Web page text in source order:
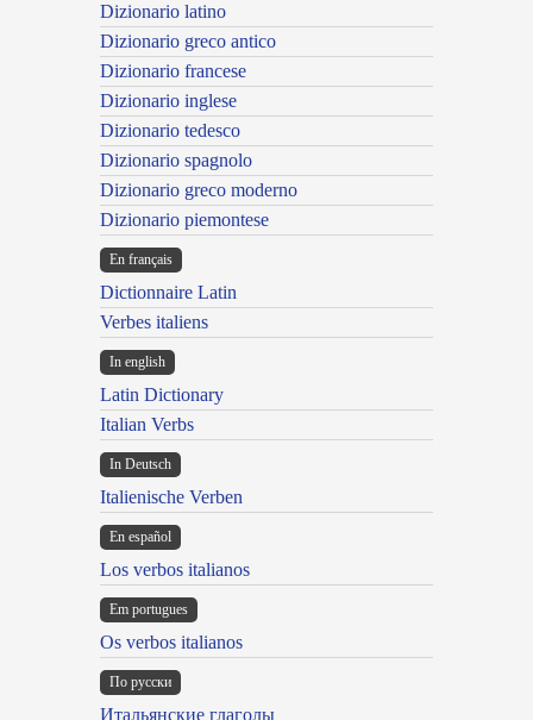
Dizionario latino
Dizionario greco antico
Dizionario francese
Dizionario inglese
Dizionario tedesco
Dizionario spagnolo
Dizionario greco moderno
Dizionario piemontese
En français
Dictionnaire Latin
Verbes italiens
In english
Latin Dictionary
Italian Verbs
In Deutsch
Italienische Verben
En español
Los verbos italianos
Em portugues
Os verbos italianos
По русски
Итальянские глаголы